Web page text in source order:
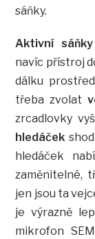
sáňky.
Aktivní sáňky
navíc přístroj
dálku
třeba zvolat
zrcadlovky
hledáček
hledáček
zaměnitelné,
jen jsou ta
je výrazně
mikrofon